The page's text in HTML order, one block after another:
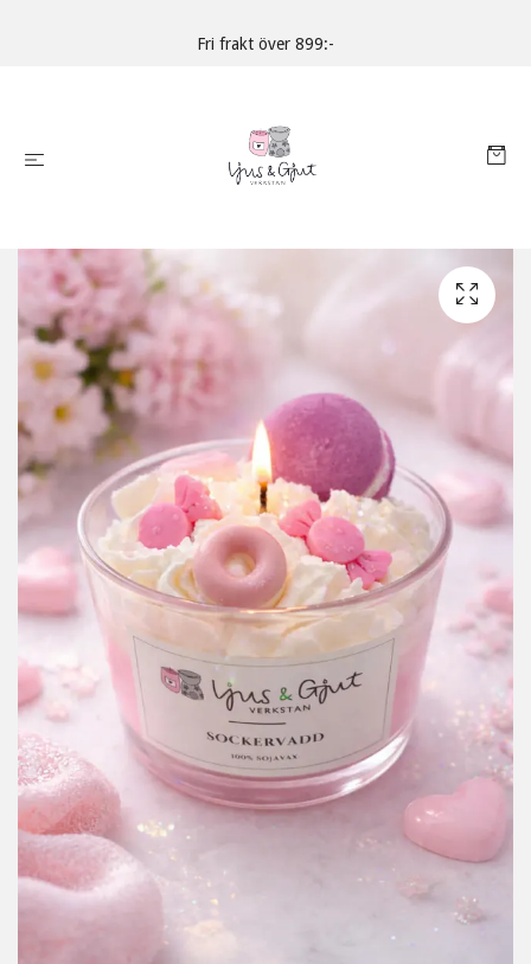
Fri frakt över 899:-